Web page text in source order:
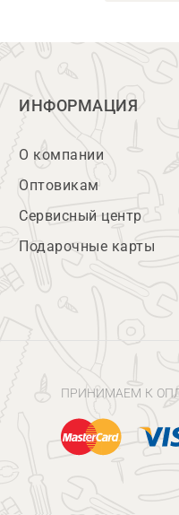
ИНФОРМАЦИЯ
О компании
Оптовикам
Сервисный центр
Подарочные карты
ПРИНИМАЕМ К